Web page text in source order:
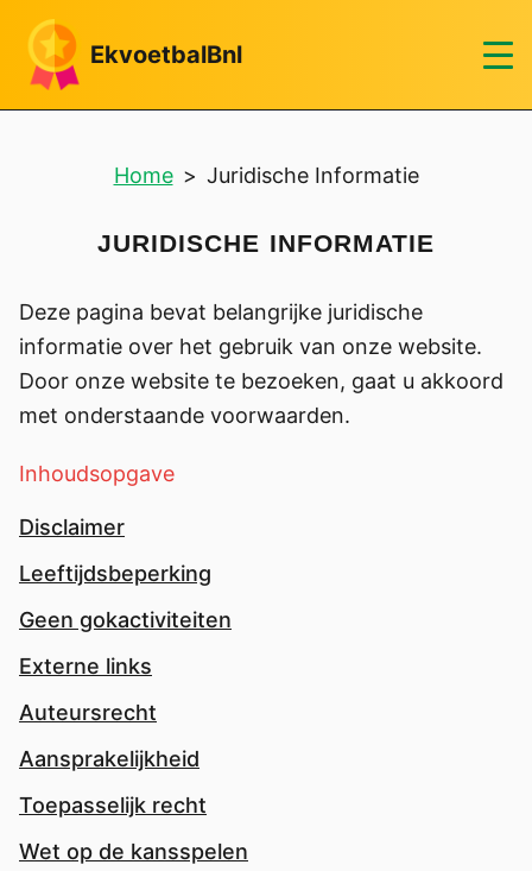
EkvoetbalBnl
Home > Juridische Informatie
JURIDISCHE INFORMATIE
Deze pagina bevat belangrijke juridische
informatie over het gebruik van onze website.
Door onze website te bezoeken, gaat u akkoord
met onderstaande voorwaarden.
Inhoudsopgave
Disclaimer
Leeftijdsbeperking
Geen gokactiviteiten
Externe links
Auteursrecht
Aansprakelijkheid
Toepasselijk recht
Wet op de kansspelen